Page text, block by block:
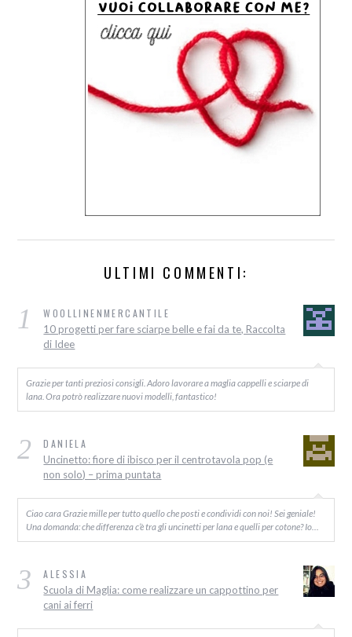
ULTIMI COMMENTI:
1 WOOLLINENMERCANTILE
10 progetti per fare sciarpe belle e fai da te, Raccolta
di Idee
Grazie per tanti preziosi consigli. Adoro lavorare a maglia cappelli e sciarpe di
lana. Ora potrò realizzare nuovi modelli, fantastico!
2 DANIELA
Uncinetto: fiore di ibisco per il centrotavola pop (e
non solo) – prima puntata
Ciao cara Grazie mille per tutto quello che posti e condividi con noi! Sei geniale!
Una domanda: che differenza c’è tra gli uncinetti per lana e quelli per cotone? Io…
3 ALESSIA
Scuola di Maglia: come realizzare un cappottino per
cani ai ferri